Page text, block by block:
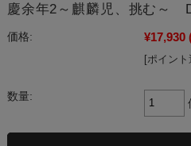
慶余年2～麒麟児、挑む～
価格: ¥17,930
[ポイン
数量: